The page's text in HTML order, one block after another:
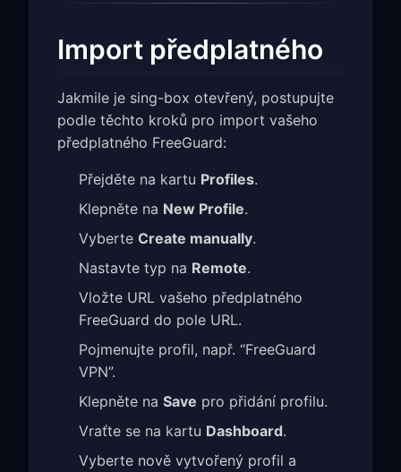
Import předplatného
Jakmile je sing-box otevřený, postupujte
podle těchto kroků pro import vašeho
předplatného FreeGuard:
Přejděte na kartu Profiles.
Klepněte na New Profile.
Vyberte Create manually.
Nastavte typ na Remote.
Vložte URL vašeho předplatného
FreeGuard do pole URL.
Pojmenujte profil, např. “FreeGuard
VPN”.
Klepněte na Save pro přidání profilu.
Vraťte se na kartu Dashboard.
Vyberte nově vytvořený profil a